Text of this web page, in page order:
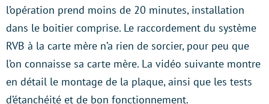
l’opération prend moins de 20 minutes, installation
dans le boitier comprise. Le raccordement du système
RVB à la carte mère n’a rien de sorcier, pour peu que
l’on connaisse sa carte mère. La vidéo suivante montre
en détail le montage de la plaque, ainsi que les tests
d’étanchéité et de bon fonctionnement.